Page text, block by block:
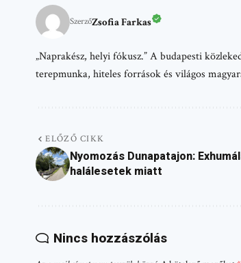
SzerzőZsofia Farkas
„Naprakész, helyi fókusz.” A budapesti
terepmunka, hiteles források és világos
ELŐZŐ CIKK
Nyomozás Dunapatajon:
halálesetek miatt
Nincs hozzászólás